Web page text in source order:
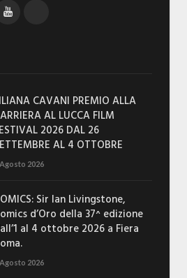
YouTube
CAVANI PREMIO ALLA
AL LUCCA FILM
2026 DAL 26
AL 4 OTTOBRE
2026
Sir Ian Livingstone,
d’Oro della 37^ edizione
al 4 ottobre 2026 a Fiera
2026